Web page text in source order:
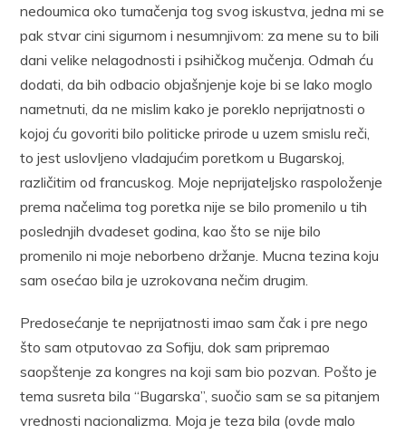
nedoumica oko tumačenja tog svog iskustva, jedna mi se
pak stvar cini sigurnom i nesumnjivom: za mene su to bili
dani velike nelagodnosti i psihičkog mučenja. Odmah ću
dodati, da bih odbacio objašnjenje koje bi se lako moglo
nametnuti, da ne mislim kako je poreklo neprijatnosti o
kojoj ću govoriti bilo politicke prirode u uzem smislu reči,
to jest uslovljeno vladajućim poretkom u Bugarskoj,
različitim od francuskog. Moje neprijateljsko raspoloženje
prema načelima tog poretka nije se bilo promenilo u tih
poslednjih dvadeset godina, kao što se nije bilo
promenilo ni moje neborbeno držanje. Mucna tezina koju
sam osećao bila je uzrokovana nečim drugim.
Predosećanje te neprijatnosti imao sam čak i pre nego
što sam otputovao za Sofiju, dok sam pripremao
saopštenje za kongres na koji sam bio pozvan. Pošto je
tema susreta bila “Bugarska”, suočio sam se sa pitanjem
vrednosti nacionalizma. Moja je teza bila (ovde malo